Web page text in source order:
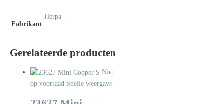
Fabrikant
Herpa
Gerelateerde producten
Niet
op voorraad Snelle weergave